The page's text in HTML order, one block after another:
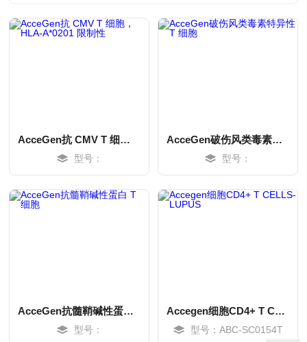
AcceGen抗 CMV T 细胞，HLA-A*0201 限制性
型号：
AcceGen破伤风类毒素特异性 T 细胞
型号：
AcceGen抗髓鞘碱性蛋白 T 细胞
型号：
Accegen细胞CD4+ T CELLS-LUPUS
型号：ABC-SC0154T